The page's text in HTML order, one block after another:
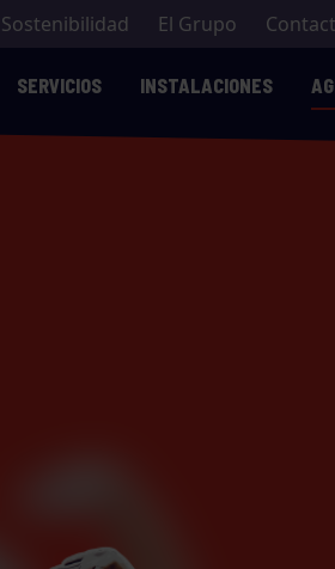
Sostenibilidad El Grupo
SERVICIOS INSTALACIONES